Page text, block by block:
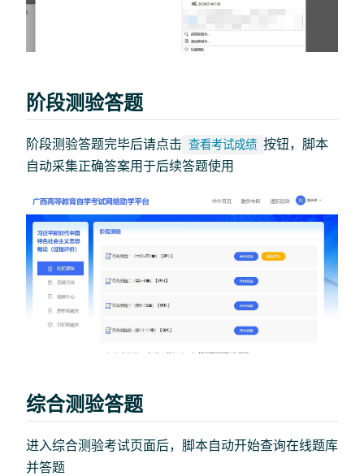
阶段测验答题
阶段测验答题完毕后请点击 查看考试成绩 按钮，脚本
自动采集正确答案用于后续答题使用
综合测验答题
进入综合测验考试页面后，脚本自动开始查询在线题库
并答题